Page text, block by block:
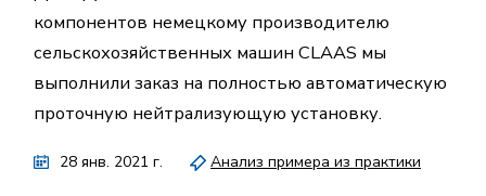
компонентов немецкому производителю
сельскохозяйственных машин CLAAS мы
выполнили заказ на полностью автоматическую
проточную нейтрализующую установку.
28 янв. 2021 г. Анализ примера из практики